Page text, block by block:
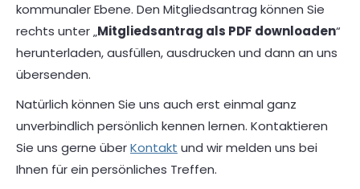
kommunaler Ebene. Den Mitgliedsantrag können Sie
rechts unter „Mitgliedsantrag als PDF downloaden“
herunterladen, ausfüllen, ausdrucken und dann an uns
übersenden.
Natürlich können Sie uns auch erst einmal ganz
unverbindlich persönlich kennen lernen. Kontaktieren
Sie uns gerne überKontakt und wir melden uns bei
Ihnen für ein persönliches Treffen.